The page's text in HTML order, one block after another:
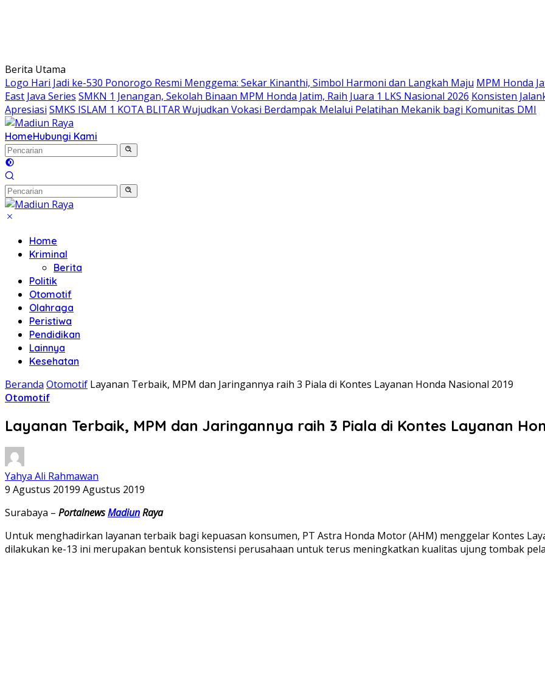
Berita Utama
Logo Hari Jadi ke-530 Ponorogo Resmi Menggema: Sekar Kinanthi, Simbol Harmoni dan Langkah Maju MPM Honda
East Java Series SMKN 1 Jenangan, Sekolah Binaan MPM Honda Jatim, Raih Juara 1 LKS Nasional 2026 Konsisten
Apresiasi SMKS ISLAM 1 KOTA BLITAR Wujudkan Vokasi Berdampak Melalui Pelatihan Mekanik bagi Komunitas DMI
HomeHubungi Kami
Home
Kriminal
Berita
Politik
Otomotif
Olahraga
Peristiwa
Pendidikan
Lainnya
Kesehatan
Beranda Otomotif Layanan Terbaik, MPM dan Jaringannya raih 3 Piala di Kontes Layanan Honda Nasional 2019
Otomotif
Layanan Terbaik, MPM dan Jaringannya raih 3 Piala di Kontes Layanan
Yahya Ali Rahmawan
9 Agustus 20199 Agustus 2019
Surabaya – PortalnewsMadiunRaya
Untuk menghadirkan layanan terbaik bagi kepuasan konsumen, PT Astra Honda Motor (AHM) menggelar Kontes
dilakukan ke-13 ini merupakan bentuk konsistensi perusahaan untuk terus meningkatkan kualitas ujung tombak